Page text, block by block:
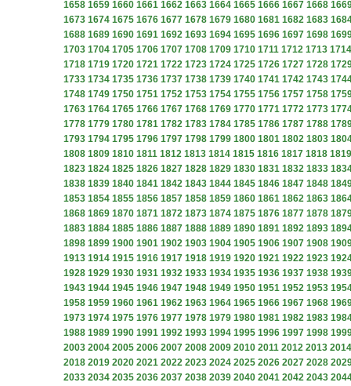
1658 1659 1660 1661 1662 1663 1664 1665 1666 1667 1668
1673 1674 1675 1676 1677 1678 1679 1680 1681 1682 1683
1688 1689 1690 1691 1692 1693 1694 1695 1696 1697 1698
1703 1704 1705 1706 1707 1708 1709 1710 1711 1712 1713 1714
1718 1719 1720 1721 1722 1723 1724 1725 1726 1727 1728
1733 1734 1735 1736 1737 1738 1739 1740 1741 1742 1743
1748 1749 1750 1751 1752 1753 1754 1755 1756 1757 1758
1763 1764 1765 1766 1767 1768 1769 1770 1771 1772 1773
1778 1779 1780 1781 1782 1783 1784 1785 1786 1787 1788
1793 1794 1795 1796 1797 1798 1799 1800 1801 1802 1803
1808 1809 1810 1811 1812 1813 1814 1815 1816 1817 1818 1819
1823 1824 1825 1826 1827 1828 1829 1830 1831 1832 1833
1838 1839 1840 1841 1842 1843 1844 1845 1846 1847 1848
1853 1854 1855 1856 1857 1858 1859 1860 1861 1862 1863
1868 1869 1870 1871 1872 1873 1874 1875 1876 1877 1878
1883 1884 1885 1886 1887 1888 1889 1890 1891 1892 1893
1898 1899 1900 1901 1902 1903 1904 1905 1906 1907 1908
1913 1914 1915 1916 1917 1918 1919 1920 1921 1922 1923
1928 1929 1930 1931 1932 1933 1934 1935 1936 1937 1938
1943 1944 1945 1946 1947 1948 1949 1950 1951 1952 1953
1958 1959 1960 1961 1962 1963 1964 1965 1966 1967 1968
1973 1974 1975 1976 1977 1978 1979 1980 1981 1982 1983
1988 1989 1990 1991 1992 1993 1994 1995 1996 1997 1998
2003 2004 2005 2006 2007 2008 2009 2010 2011 2012 2013 2014
2018 2019 2020 2021 2022 2023 2024 2025 2026 2027 2028
2033 2034 2035 2036 2037 2038 2039 2040 2041 2042 2043